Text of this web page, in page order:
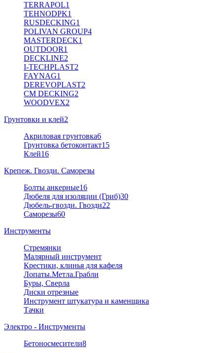
TERRAPOL1
TEHNODPK1
RUSDECKING1
POLIVAN GROUP4
MASTERDECK1
OUTDOOR1
DECKLINE2
I-TECHPLAST2
FAYNAG1
DEREVOPLAST2
CM DECKING2
WOODVEX2
Грунтовки и клей2
Акриловая грунтовка6
Грунтовка бетоконтакт15
Клей16
Крепеж. Гвозди. Саморезы
Болты анкерные16
Дюбеля для изоляции (Гриб)30
Дюбель-гвозди. Гвозди22
Саморезы60
Инструменты
Стремянки
Малярный инструмент
Крестики, клинья для кафеля
Лопаты.Метла.Грабли
Буры, Сверла
Диски отрезные
Инструмент штукатура и каменщика
Тачки
Электро - Инструменты
Бетоносмесители8